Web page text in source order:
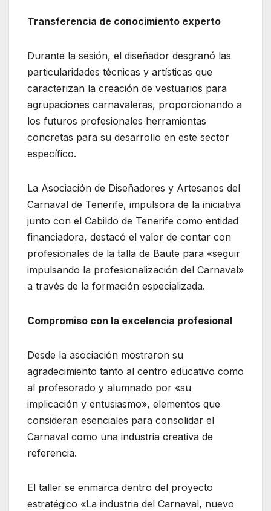
Transferencia de conocimiento experto
Durante la sesión, el diseñador desgranó las
particularidades técnicas y artísticas que
caracterizan la creación de vestuarios para
agrupaciones carnavaleras, proporcionando a
los futuros profesionales herramientas
concretas para su desarrollo en este sector
específico.
La Asociación de Diseñadores y Artesanos del
Carnaval de Tenerife, impulsora de la iniciativa
junto con el Cabildo de Tenerife como entidad
financiadora, destacó el valor de contar con
profesionales de la talla de Baute para «seguir
impulsando la profesionalización del Carnaval»
a través de la formación especializada.
Compromiso con la excelencia profesional
Desde la asociación mostraron su
agradecimiento tanto al centro educativo como
al profesorado y alumnado por «su
implicación y entusiasmo», elementos que
consideran esenciales para consolidar el
Carnaval como una industria creativa de
referencia.
El taller se enmarca dentro del proyecto
estratégico «La industria del Carnaval, nuevo